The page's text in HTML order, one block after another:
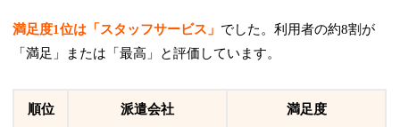
満足度1位は「スタッフサービス」 でした。利用者の約8割が
「満足」または「最高」と評価しています。
順位 派遣会社 満足度